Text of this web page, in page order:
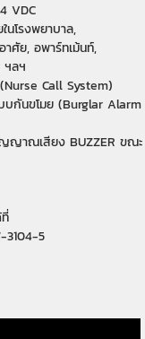
VDC
นโรงพยาบาล,
ศัย, อพาร์ทเม้นท์,
ฯลฯ
Call System)
บกันขโมย (Burglar Alarm
ญาณเสียง BUZZER ขณะ
3104-5